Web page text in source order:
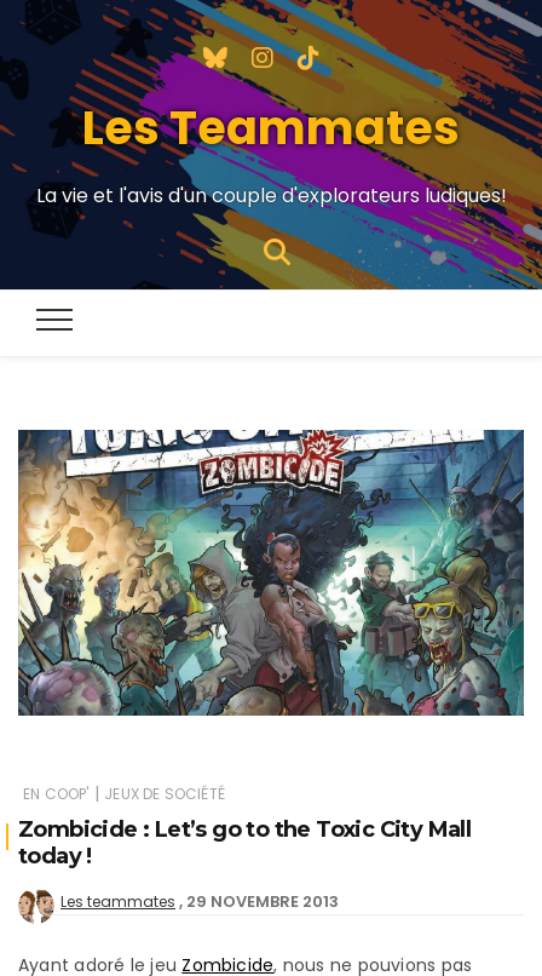
Les Teammates
La vie et l'avis d'un couple d'explorateurs ludiques!
EN COOP' | JEUX DE SOCIÉTÉ
Zombicide : Let’s go to the Toxic City Mall
today !
Les teammates 29 NOVEMBRE 2013
Ayant adoré le jeu Zombicide, nous ne pouvions pas